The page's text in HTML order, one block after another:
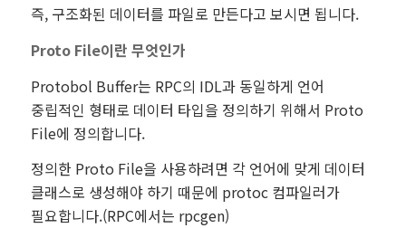
즉, 구조화된 데이터를 파일로 만든다고 보시면 됩니다.
Proto File이란 무엇인가
Protobol Buffer는 RPC의 IDL과 동일하게 언어
중립적인 형태로 데이터 타입을 정의하기 위해서 Proto
File에 정의합니다.
정의한 Proto File을 사용하려면 각 언어에 맞게 데이터
클래스로 생성해야 하기 때문에 protoc 컴파일러가
필요합니다.(RPC에서는 rpcgen)